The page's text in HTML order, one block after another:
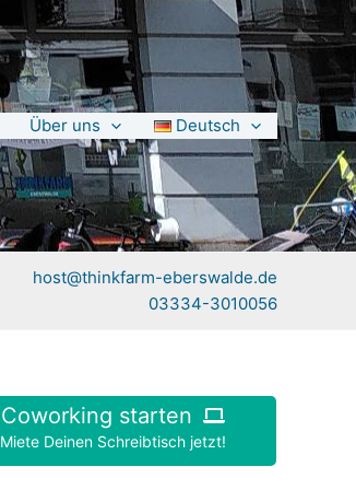
Über uns Deutsch
host@thinkfarm-eberswalde.de
03334-3010056
Coworking starten
Miete Deinen Schreibtisch jetzt!